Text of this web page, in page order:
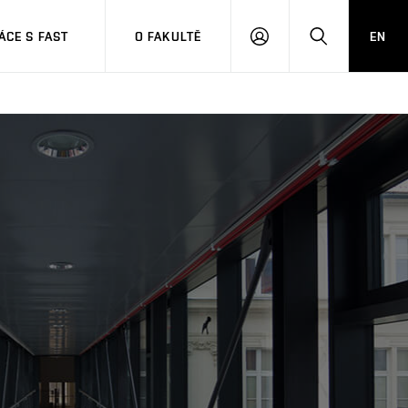
S FAST O FAKULTĚ
PŘIHLÁSITHLEDAT
EN